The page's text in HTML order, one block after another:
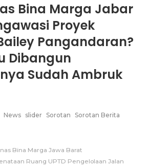
Bina Marga Jabar
Proyek
Pangandaran?
Dibangun
Sudah Ambruk
News slider Sorotan Sorotan Berita
Bina Marga Jawa Barat
Ruang UPTD Pengelolaan Jalan